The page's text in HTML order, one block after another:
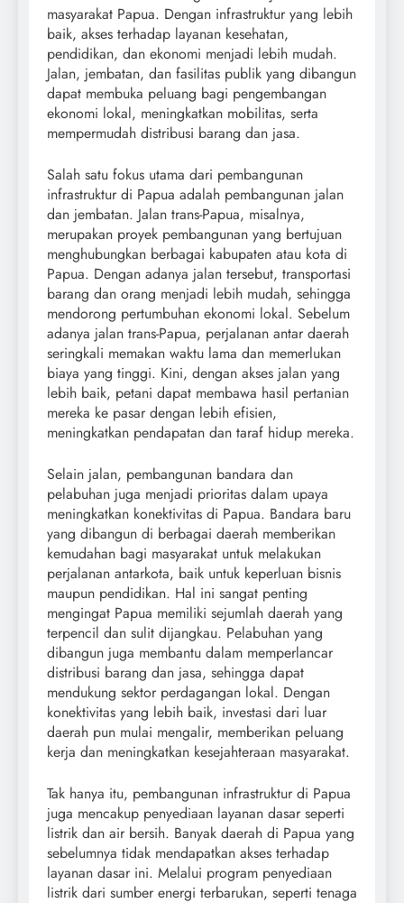
masyarakat Papua. Dengan infrastruktur yang lebih
baik, akses terhadap layanan kesehatan,
pendidikan, dan ekonomi menjadi lebih mudah.
Jalan, jembatan, dan fasilitas publik yang dibangun
dapat membuka peluang bagi pengembangan
ekonomi lokal, meningkatkan mobilitas, serta
mempermudah distribusi barang dan jasa.
Salah satu fokus utama dari pembangunan
infrastruktur di Papua adalah pembangunan jalan
dan jembatan. Jalan trans-Papua, misalnya,
merupakan proyek pembangunan yang bertujuan
menghubungkan berbagai kabupaten atau kota di
Papua. Dengan adanya jalan tersebut, transportasi
barang dan orang menjadi lebih mudah, sehingga
mendorong pertumbuhan ekonomi lokal. Sebelum
adanya jalan trans-Papua, perjalanan antar daerah
seringkali memakan waktu lama dan memerlukan
biaya yang tinggi. Kini, dengan akses jalan yang
lebih baik, petani dapat membawa hasil pertanian
mereka ke pasar dengan lebih efisien,
meningkatkan pendapatan dan taraf hidup mereka.
Selain jalan, pembangunan bandara dan
pelabuhan juga menjadi prioritas dalam upaya
meningkatkan konektivitas di Papua. Bandara baru
yang dibangun di berbagai daerah memberikan
kemudahan bagi masyarakat untuk melakukan
perjalanan antarkota, baik untuk keperluan bisnis
maupun pendidikan. Hal ini sangat penting
mengingat Papua memiliki sejumlah daerah yang
terpencil dan sulit dijangkau. Pelabuhan yang
dibangun juga membantu dalam memperlancar
distribusi barang dan jasa, sehingga dapat
mendukung sektor perdagangan lokal. Dengan
konektivitas yang lebih baik, investasi dari luar
daerah pun mulai mengalir, memberikan peluang
kerja dan meningkatkan kesejahteraan masyarakat.
Tak hanya itu, pembangunan infrastruktur di Papua
juga mencakup penyediaan layanan dasar seperti
listrik dan air bersih. Banyak daerah di Papua yang
sebelumnya tidak mendapatkan akses terhadap
layanan dasar ini. Melalui program penyediaan
listrik dari sumber energi terbarukan, seperti tenaga